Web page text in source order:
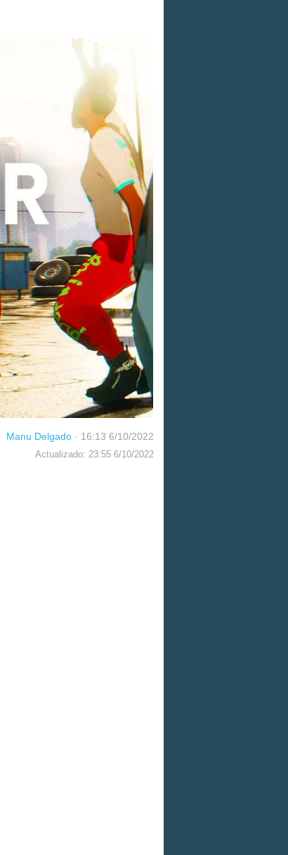
Manu Delgado · 16:13 6/10/2022
Actualizado: 23:55 6/10/2022